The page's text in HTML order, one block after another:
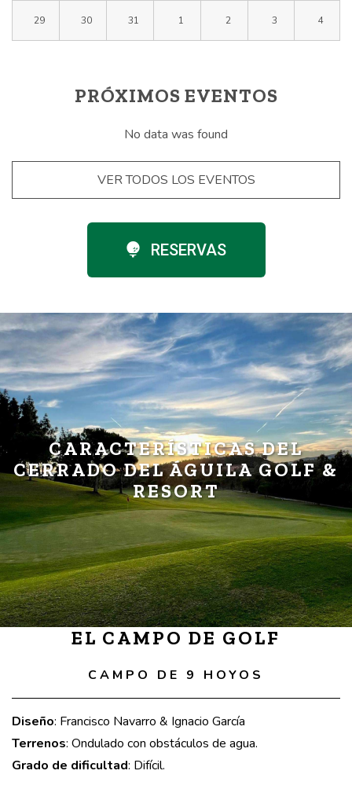
29 30 31 1 2 3 4
PRÓXIMOS EVENTOS
No data was found
VER TODOS LOS EVENTOS
RESERVAS
CARACTERÍSTICAS DEL
CERRADO DEL ÁGUILA GOLF &
RESORT
EL CAMPO DE GOLF
CAMPO DE 9 HOYOS
Diseño: Francisco Navarro & Ignacio García
Terrenos: Ondulado con obstáculos de agua.
Grado de dificultad: Difícil.